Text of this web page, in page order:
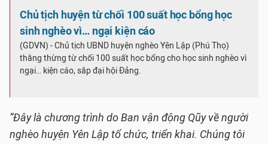
Chủ tịch huyện từ chối 100 suất học bổng học
sinh nghèo vì… ngại kiện cáo
(GDVN) - Chủ tịch UBND huyện nghèo Yên Lập (Phú Thọ)
thằng thừng từ chối 100 suất học bổng cho học sinh nghèo vì
ngại… kiện cáo, sắp đại hội Đảng.
“Đây là chương trình do Ban vận động Qũy về người
nghèo huyện Yên Lập tổ chức, triển khai. Chúng tôi